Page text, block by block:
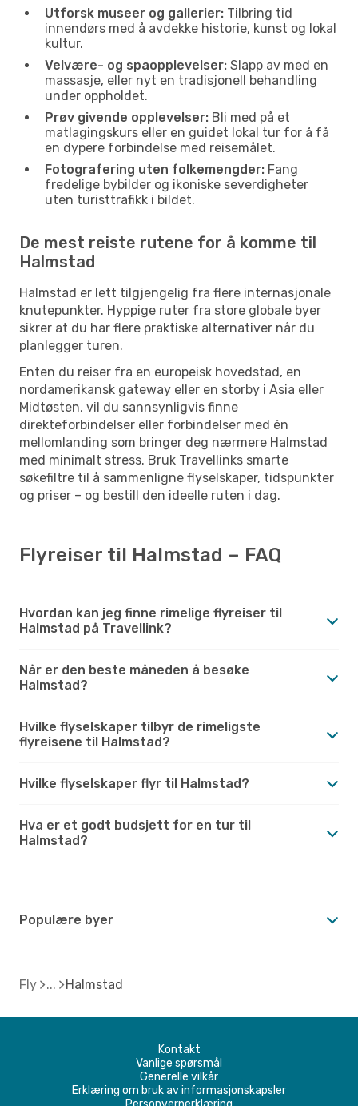
Utforsk museer og gallerier: Tilbring tid
innendørs med å avdekke historie, kunst og lokal
kultur.
Velvære- og spaopplevelser: Slapp av med en
massasje, eller nyt en tradisjonell behandling
under oppholdet.
Prøv givende opplevelser: Bli med på et
matlagingskurs eller en guidet lokal tur for å få
en dypere forbindelse med reisemålet.
Fotografering uten folkemengder: Fang
fredelige bybilder og ikoniske severdigheter
uten turisttrafikk i bildet.
De mest reiste rutene for å komme til
Halmstad
Halmstad er lett tilgjengelig fra flere internasjonale
knutepunkter. Hyppige ruter fra store globale byer
sikrer at du har flere praktiske alternativer når du
planlegger turen.
Enten du reiser fra en europeisk hovedstad, en
nordamerikansk gateway eller en storby i Asia eller
Midtøsten, vil du sannsynligvis finne
direkteforbindelser eller forbindelser med én
mellomlanding som bringer deg nærmere Halmstad
med minimalt stress. Bruk Travellinks smarte
søkefiltre til å sammenligne flyselskaper, tidspunkter
og priser – og bestill den ideelle ruten i dag.
Flyreiser til Halmstad – FAQ
Hvordan kan jeg finne rimelige flyreiser til
Halmstad på Travellink?
Når er den beste måneden å besøke
Halmstad?
Hvilke flyselskaper tilbyr de rimeligste
flyreisene til Halmstad?
Hvilke flyselskaper flyr til Halmstad?
Hva er et godt budsjett for en tur til
Halmstad?
Populære byer
Fly Halmstad
Kontakt
Vanlige spørsmål
Generelle vilkår
Erklæring om bruk av informasjonskapsler